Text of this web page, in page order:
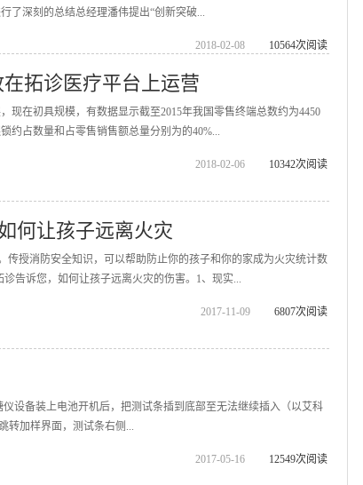
了深刻的总结总经理潘伟提出“创新突破...
2018-02-08 10564次阅读
拓诊医疗平台上运营
现在初具规模，有数据显示截至2015年我国零售终端总数约为4450
约占数量和占零售销售额总量分别为的40%...
2018-02-06 10342次阅读
何让孩子远离火灾
传授消防安全知识，可以帮助防止你的孩子和你的家成为火灾统计数
告诉您，如何让孩子远离火灾的伤害。1、现实...
2017-11-09 6807次阅读
设备装上电池开机后，把测试条插到底部至无法继续插入（以艾科
转加样界面，测试条右侧...
2017-05-16 12549次阅读